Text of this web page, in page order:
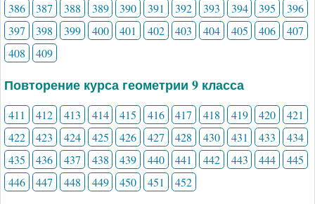
386 387 388 389 390 391 392 393 394 395
396
397
398 399 400 401 402 403 404 405 406
407
408
409
Повторение курса геометрии 9 класса
411 412 413 414 415 416 417 418 419 420
421
422
423 424 425 426 427 428 430 431 433
434
435
436 437 438 439 440 441 442 443 444
445
446
447 448 449 450 451 452